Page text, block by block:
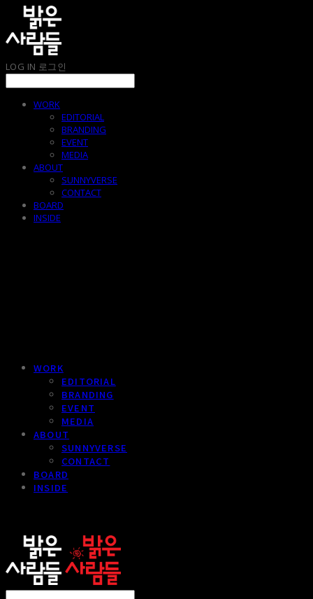
LOG IN 로그인
WORK
EDITORIAL
BRANDING
EVENT
MEDIA
ABOUT
SUNNYVERSE
CONTACT
BOARD
INSIDE
WORK
EDITORIAL
BRANDING
EVENT
MEDIA
ABOUT
SUNNYVERSE
CONTACT
BOARD
INSIDE